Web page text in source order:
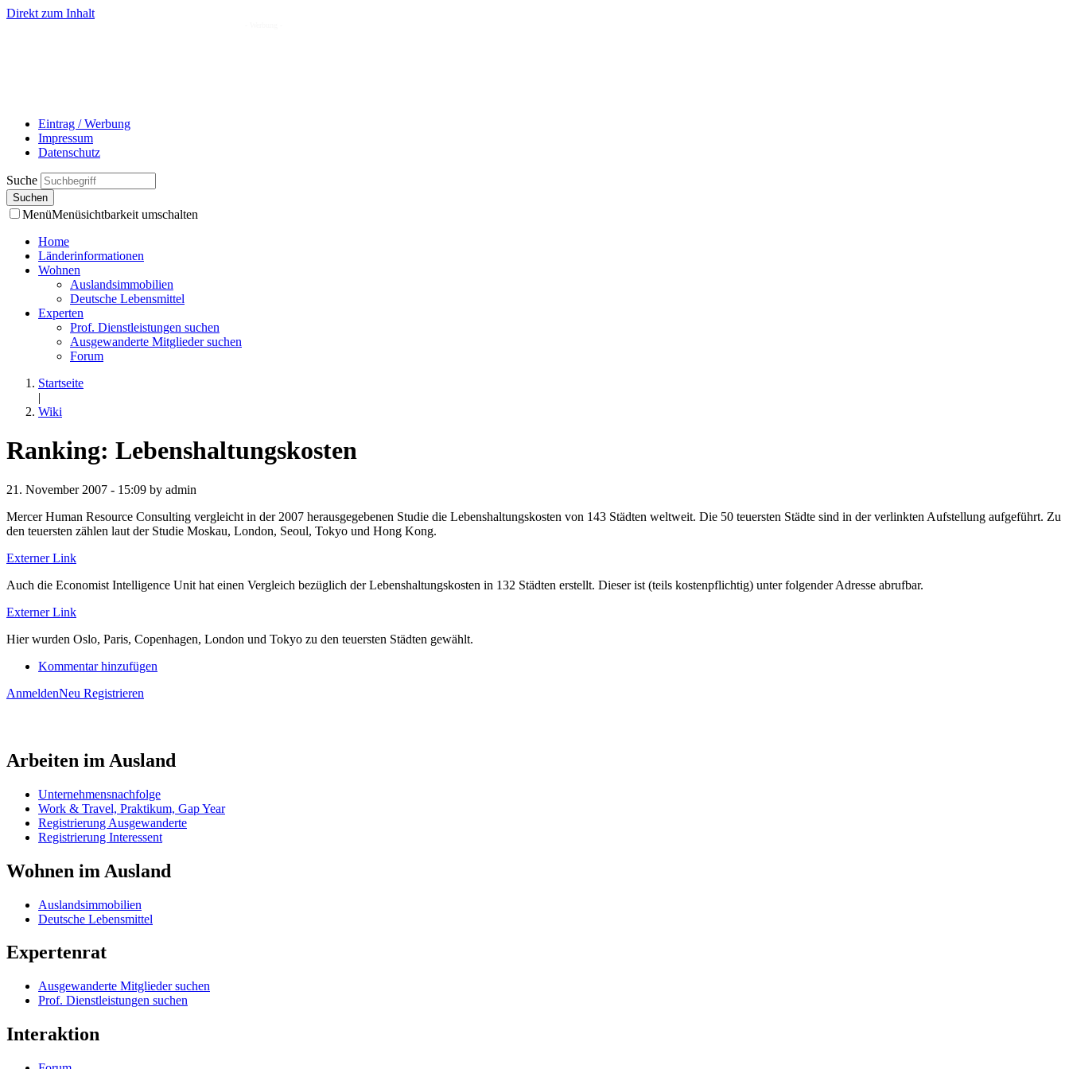
Direkt zum Inhalt
Eintrag / Werbung
Impressum
Datenschutz
Suche
MenüMenüsichtbarkeit umschalten
Home
Länderinformationen
Wohnen
Auslandsimmobilien
Deutsche Lebensmittel
Experten
Prof. Dienstleistungen suchen
Ausgewanderte Mitglieder suchen
Forum
Startseite
|
Wiki
Ranking: Lebenshaltungskosten
21. November 2007 - 15:09 by admin
Mercer Human Resource Consulting vergleicht in der 2007 herausgegebenen Studie die Lebenshaltungskosten von 143 Städten weltweit. Die 50 teuersten Städte sind in der verlinkten Aufstellung aufgeführt. Zu
den teuersten zählen laut der Studie Moskau, London, Seoul, Tokyo und Hong Kong.
Externer Link
Auch die Economist Intelligence Unit hat einen Vergleich bezüglich der Lebenshaltungskosten in 132 Städten erstellt. Dieser ist (teils kostenpflichtig) unter folgender Adresse abrufbar.
Externer Link
Hier wurden Oslo, Paris, Copenhagen, London und Tokyo zu den teuersten Städten gewählt.
Kommentar hinzufügen
AnmeldenNeu Registrieren
Arbeiten im Ausland
Unternehmensnachfolge
Work & Travel, Praktikum, Gap Year
Registrierung Ausgewanderte
Registrierung Interessent
Wohnen im Ausland
Auslandsimmobilien
Deutsche Lebensmittel
Expertenrat
Ausgewanderte Mitglieder suchen
Prof. Dienstleistungen suchen
Interaktion